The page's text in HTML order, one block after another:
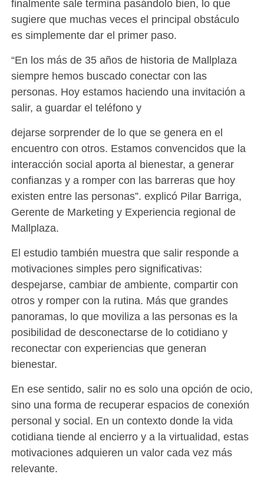
finalmente sale termina pasándolo bien, lo que
sugiere que muchas veces el principal obstáculo
es simplemente dar el primer paso.
“En los más de 35 años de historia de Mallplaza
siempre hemos buscado conectar con las
personas. Hoy estamos haciendo una invitación a
salir, a guardar el teléfono y
dejarse sorprender de lo que se genera en el
encuentro con otros. Estamos convencidos que la
interacción social aporta al bienestar, a generar
confianzas y a romper con las barreras que hoy
existen entre las personas”. explicó Pilar Barriga,
Gerente de Marketing y Experiencia regional de
Mallplaza.
El estudio también muestra que salir responde a
motivaciones simples pero significativas:
despejarse, cambiar de ambiente, compartir con
otros y romper con la rutina. Más que grandes
panoramas, lo que moviliza a las personas es la
posibilidad de desconectarse de lo cotidiano y
reconectar con experiencias que generan
bienestar.
En ese sentido, salir no es solo una opción de ocio,
sino una forma de recuperar espacios de conexión
personal y social. En un contexto donde la vida
cotidiana tiende al encierro y a la virtualidad, estas
motivaciones adquieren un valor cada vez más
relevante.